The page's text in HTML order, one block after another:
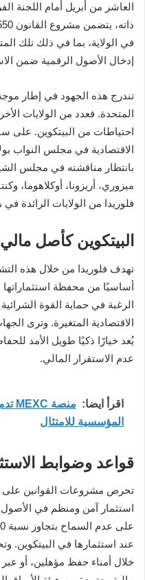
العاشر من أبريل أمام اللجنة
في الولاية، بما في ذلك تلك
إدخال الأصول الرقمية ضمن
تندرج هذه الجهود في إطار
المتحدة. فعدد من الولايات
احتياطات من البيتكوين. على
الاقتصادية في مجلس النواب
بانتظار مناقشته في مجلس
ميزوري، أريزونا، أوكلاهوما،
فلوريدا من الولايات الرائدة
البيتكوين كأصل
تهدف فلوريدا من خلال هذه
أساسيًا من محفظة استثماراتها
الرغبة في حماية القوة
الاقتصادية المتغيرة. وترى
يُعد خيارًا ذكيًا طويل الأمد
عدم الاستقرار المالي.
اقرأ ايضا:
المؤسسية للامتثال
قواعد وضوابط
تحرص مشروعات القوانين على
استثمار آمن ومنظم في
عند استثمارها في البيتكوين.
خلال أمناء حفظ مؤهلين، أو